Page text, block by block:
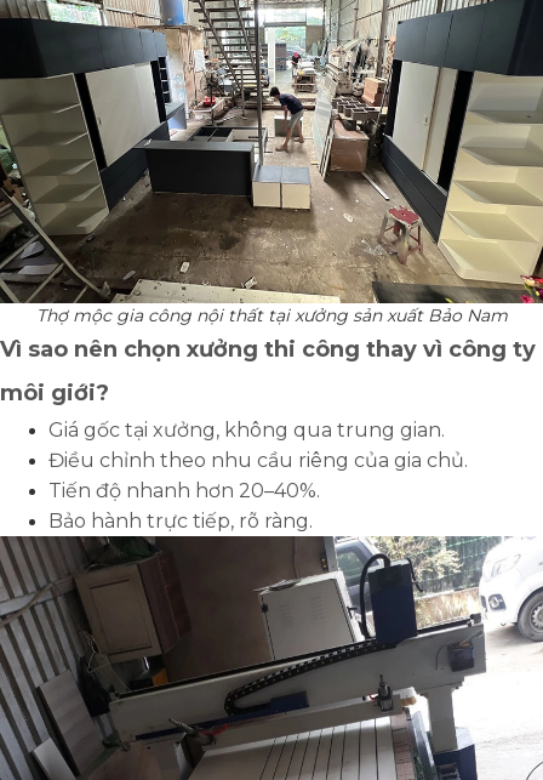
Thợ mộc gia công nội thất tại xưởng sản xuất Bảo Nam
Vì sao nên chọn xưởng thi công thay vì công ty
môi giới?
Giá gốc tại xưởng, không qua trung gian.
Điều chỉnh theo nhu cầu riêng của gia chủ.
Tiến độ nhanh hơn 20–40%.
Bảo hành trực tiếp, rõ ràng.